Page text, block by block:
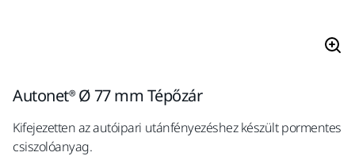
Autonet® Ø 77 mm Tépőzár
Kifejezetten az autóipari utánfényezéshez készült pormentes
csiszolóanyag.